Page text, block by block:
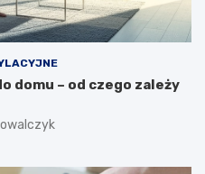
domu – od czego zależy